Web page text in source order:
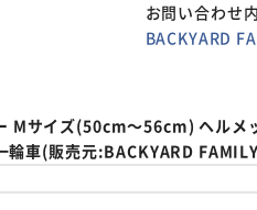
お問い合わせ
BACKYARD
Mサイズ(50cm～56cm) ヘルメ
輪車(販売元:BACKYARD